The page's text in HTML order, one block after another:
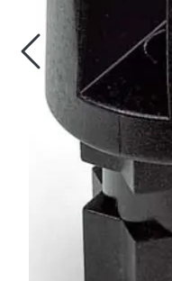
Fritid/Sikkerhet
Båtpleie/Opplag
Nyheter